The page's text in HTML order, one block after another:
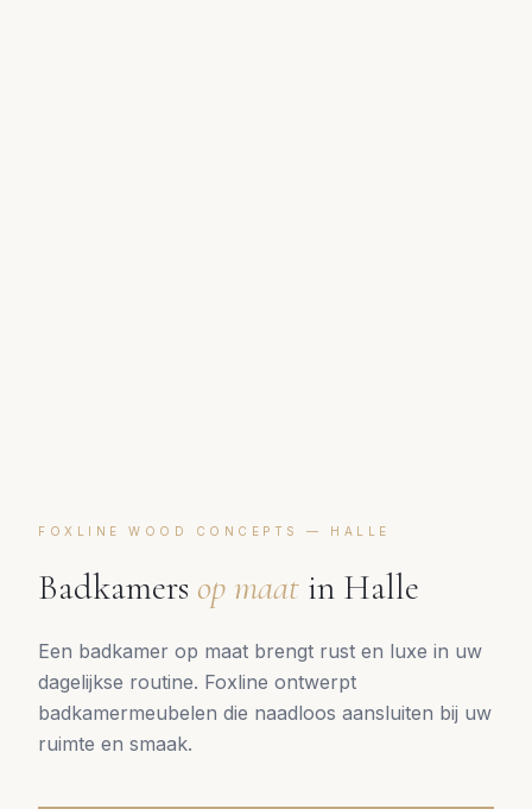
FOXLINE WOOD CONCEPTS — HALLE
Badkamers op maat in Halle
Een badkamer op maat brengt rust en luxe in uw
dagelijkse routine. Foxline ontwerpt
badkamermeubelen die naadloos aansluiten bij uw
ruimte en smaak.